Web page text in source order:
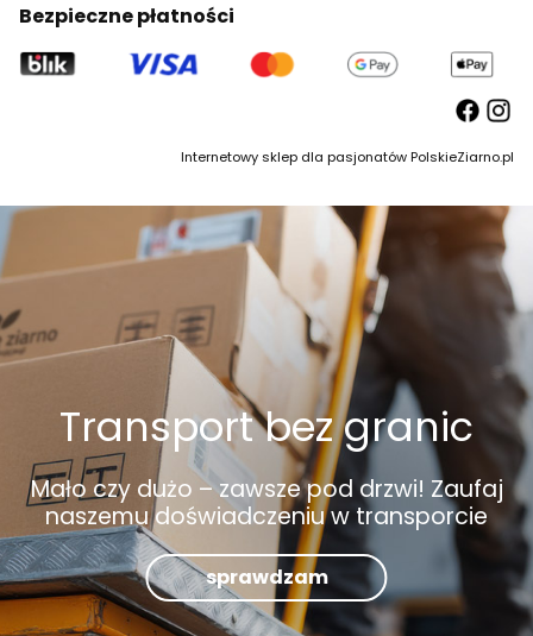
Bezpieczne płatności
Internetowy sklep dla pasjonatów PolskieZiarno.pl
Transport bez granic
Mało czy dużo – zawsze pod drzwi! Zaufaj
naszemu doświadczeniu w transporcie
sprawdzam